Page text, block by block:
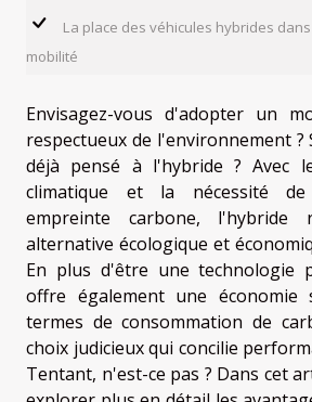
La place des véhicules hybrides
mobilité
Envisagez-vous d'adopter un
respectueux de l'environnement ?
déjà pensé à l'hybride ? Avec
climatique et la nécessité
empreinte carbone, l'hybride
alternative écologique et
En plus d'être une technologie
offre également une économie
termes de consommation de
choix judicieux qui concilie
Tentant, n'est-ce pas ? Dans cet